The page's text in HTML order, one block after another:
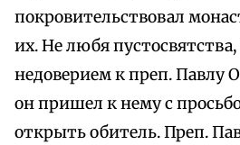
покровительствовал
их. Не любя пустосвятства,
недоверием к преп. Павлу
он пришел к нему с
открыть обитель. Преп.